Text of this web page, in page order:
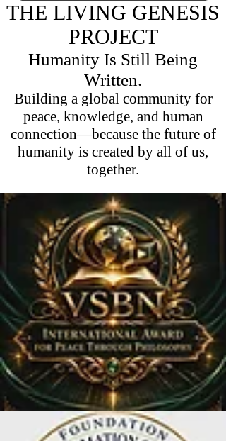
THE LIVING GENESIS
PROJECT
Humanity Is Still Being
Written.
Building a global community for
peace, knowledge, and human
connection—because the future of
humanity is created by all of us,
together.